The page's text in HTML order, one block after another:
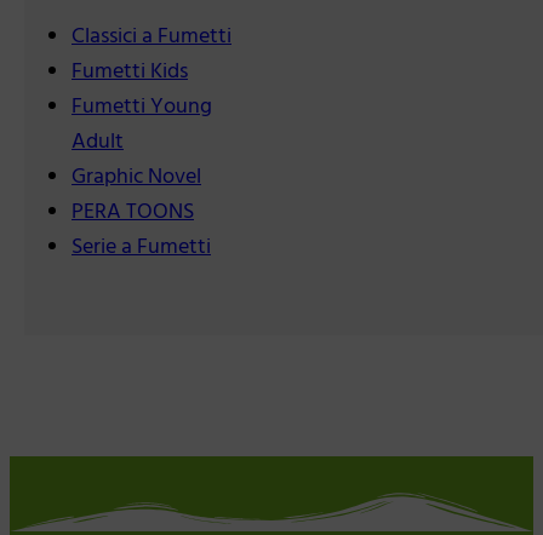
Classici a Fumetti
Fumetti Kids
Fumetti Young
Adult
Graphic Novel
PERA TOONS
Serie a Fumetti